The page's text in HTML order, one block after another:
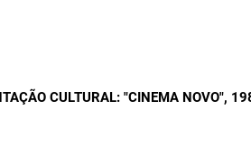
CULTURAL: "CINEMA NOVO",